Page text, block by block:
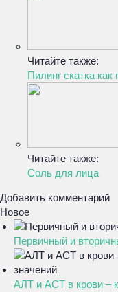
Читайте также:
Пилинг скатка как
Читайте также:
Соль для лица
Добавить комментарий
Новое
Первичный и
АЛТ и АСТ в крови –